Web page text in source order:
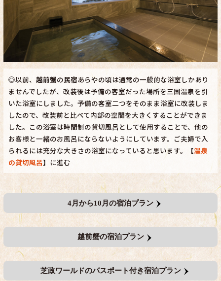
◎以前、 越前蟹の民宿あらやの頃は通常の一般的な浴室しかあり
ませんでしたが、改装後は予備の客室だった場所を三国温泉を引
いた浴室にしました。予備の客室二つをそのまま浴室に改装しま
したので、改装前と比べて内部の空間を大きくすることができま
した。この浴室は時間制の貸切風呂として使用することで、他の
お客様と一緒のお風呂にならないようにしています。ご夫婦で入
られるには充分な大きさの浴室になっていると思います。【温泉
の貸切風呂】に進む
4月から10月の宿泊プラン
越前蟹の宿泊プラン
芝政ワールドのパスポート付き宿泊プラン